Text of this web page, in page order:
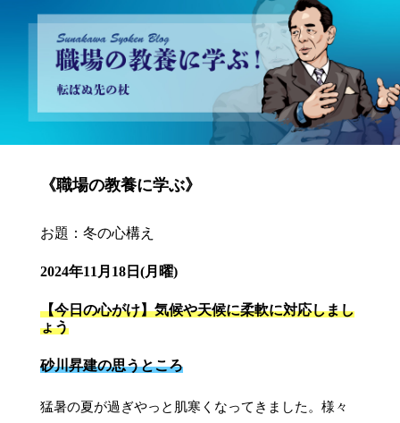
砂川昇建会長ブログ 職場の教養に学ぶ！～転ばぬ先の杖～
《職場の教養に学ぶ》
お題：冬の心構え
2024年11月18日(月曜)
【今日の心がけ】気候や天候に柔軟に対応しまし
ょう
砂川昇建の思うところ
猛暑の夏が過ぎやっと肌寒くなってきました。様々